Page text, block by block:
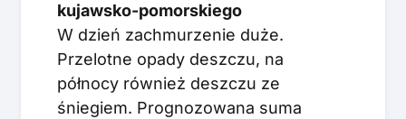
kujawsko-pomorskiego
W dzień zachmurzenie duże.
Przelotne opady deszczu, na
północy również deszczu ze
śniegiem. Prognozowana suma